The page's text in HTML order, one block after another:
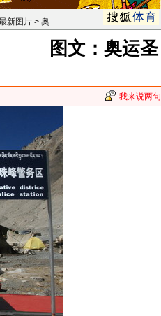
新图片 > 奥
图文：奥运圣
我来说两句